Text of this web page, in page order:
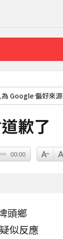
為 Google 偏好來源
歉了
00:00
頭鄉
似反應